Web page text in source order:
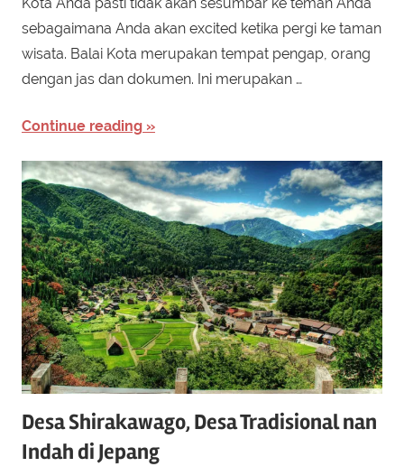
sebagaimana Anda akan excited ketika pergi ke taman
wisata. Balai Kota merupakan tempat pengap, orang
dengan jas dan dokumen. Ini merupakan …
Continue reading
Desa Shirakawago, Desa Tradisional nan
Indah di Jepang